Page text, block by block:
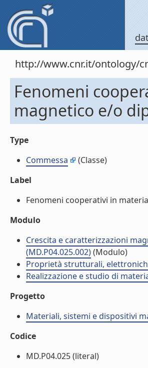
http://www.cnr.it/ontology/
Fenomeni
magnetico e/o
Type
Commessa
(Classe)
Label
Fenomeni cooperativi in
Modulo
Crescita e caratterizzazioni
(MD.P04.025.002)(Modulo)
Proprietà strutturali,
Realizzazione e studio di
Progetto
Materiali, sistemi e dispositivi
Codice
MD.P04.025 (literal)